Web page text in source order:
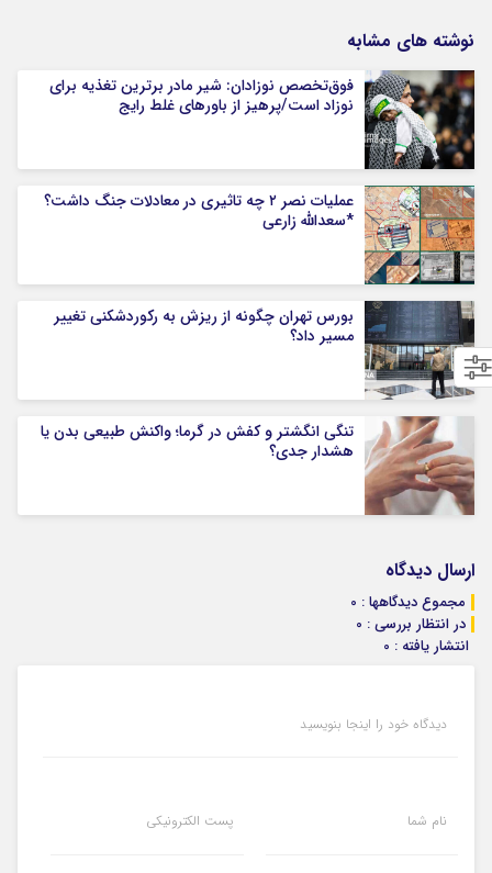
نوشته های مشابه
فوق‌تخصص نوزادان: شیر مادر برترین تغذیه برای
نوزاد است/پرهیز از باورهای غلط رایج
عملیات نصر ۲ چه تاثیری در معادلات جنگ داشت؟
*سعدالله زارعی
بورس تهران چگونه از ریزش به رکوردشکنی تغییر
مسیر داد؟
تنگی انگشتر و کفش در گرما؛ واکنش طبیعی بدن یا
هشدار جدی؟
ارسال دیدگاه
مجموع دیدگاهها : 0
در انتظار بررسی : 0
انتشار یافته : 0
دیدگاه خود را اینجا بنویسید
نام شما پست الکترونیکی